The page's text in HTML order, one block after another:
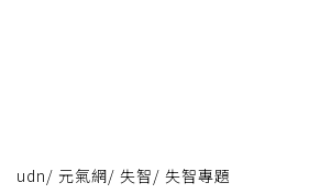
udn/ 元氣網/ 失智/ 失智專題